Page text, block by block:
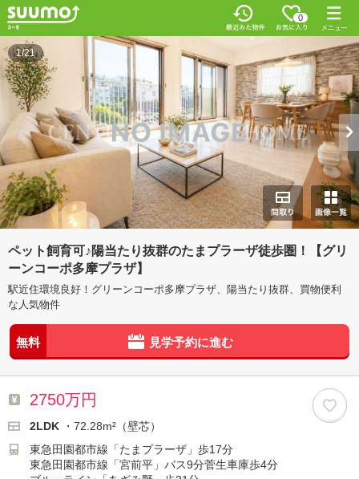
0
1/21
ペット飼育可♪陽当たり抜群のたまプラーザ徒歩圏！【グリ
ーンコーポ多摩プラザ】
駅近住環境良好！グリーンコーポ多摩プラザ、陽当たり抜群、買物便利
な人気物件
無料 見学予約に進む
2750万円
2LDK
・72.28m²（壁芯）
東急田園都市線「たまプラーザ」歩17分
東急田園都市線「宮前平」バス9分菅生車庫歩4分